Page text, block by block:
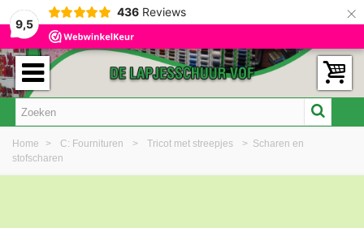
9,5
436 Reviews ×
Home > C: Fournituren > Tricot met streepjes > Scharen en
stofscharen